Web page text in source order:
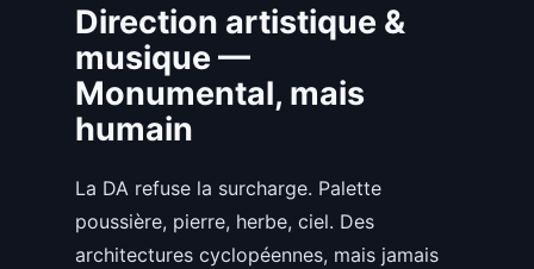
Direction artistique &
musique —
Monumental, mais
humain
La DA refuse la surcharge. Palette
poussière, pierre, herbe, ciel. Des
architectures cyclopéennes, mais jamais